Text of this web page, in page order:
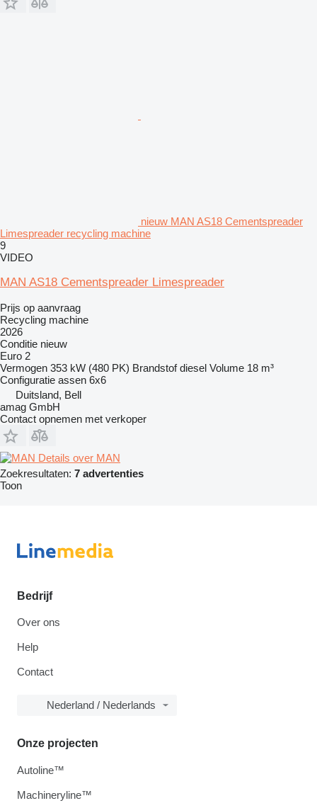
nieuw MAN AS18 Cementspreader
Limespreader recycling machine
9
VIDEO
MAN AS18 Cementspreader Limespreader
Prijs op aanvraag
Recycling machine
2026
Conditie nieuw
Euro 2
Vermogen 353 kW (480 PK) Brandstof diesel Volume 18 m³
Configuratie assen 6x6
Duitsland, Bell
amag GmbH
Contact opnemen met verkoper
Details over MAN
Zoekresultaten: 7 advertenties
Toon
Bedrijf
Over ons
Help
Contact
Nederland / Nederlands
Onze projecten
Autoline™
Machineryline™